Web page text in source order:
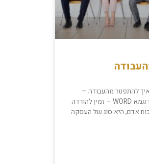
להתפטר מהעבודה –
נוסח מכתב התפטרות לדוגמא WORD – זמין להורדה
אדם, היא סוג של העסקה